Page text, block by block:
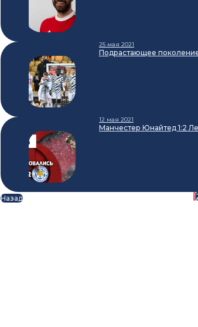
25 мая 2021
Подрастающее
12 мая 2021
Манчестер Юнайтед 1:2
1
Назад